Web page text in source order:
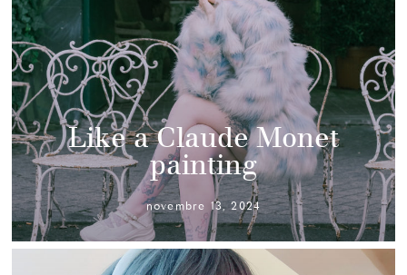
Like a Claude Monet
painting
novembre 13, 2024